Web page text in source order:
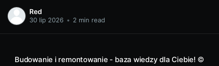
procesu drukarskiego, niezależnie od techniki, są taśmy
montażowe. Właściwe ich doborowanie potrafi zdziałać cuda dla
Red
30 lip 2026 • 2 min read
Budowanie i remontowanie - baza wiedzy dla Ciebie! ©